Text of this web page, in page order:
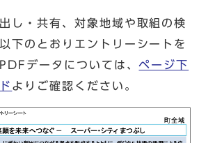
し・共有、対象地域や取組の検
下のとおりエントリーシートを
データについては、ページ下
よりご確認ください。